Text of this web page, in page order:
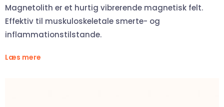
Magnetolith er et hurtig vibrerende magnetisk felt.
Effektiv til muskuloskeletale smerte- og
inflammationstilstande.
Læs mere